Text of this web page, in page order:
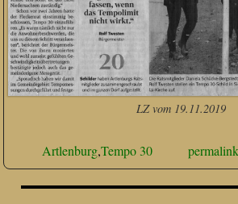
LZ vom 19.11.2019
Artlenburg,Tempo 30 permalink